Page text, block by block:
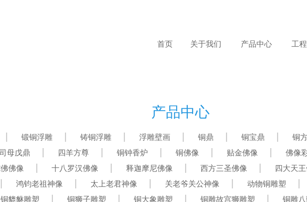
首页 关于我们 产品中心 工
产品中心
锻铜浮雕 铸铜浮雕 浮雕壁画 铜鼎 铜宝鼎 铜
母戊鼎 四羊方尊 铜钟香炉 铜佛像 贴金佛像 佛像
佛像 十八罗汉佛像 释迦摩尼佛像 西方三圣佛像 四大天
鸿钧老祖神像 太上老君神像 关老爷关公神像 动物铜雕塑
铜貔貅雕塑 铜狮子雕塑 铜大象雕塑 铜雕故宫狮雕塑 铜雕